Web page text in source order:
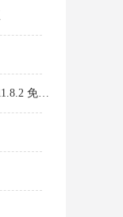
WPS Office 2019专业增强版 v11.8.2 免费版